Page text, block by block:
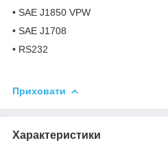
• SAE J1850 VPW
• SAE J1708
• RS232
Приховати
Характеристики